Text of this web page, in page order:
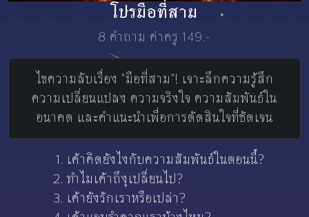
โปรมือที่สาม
8 คำถาม ค่าครู 149.-
ไขความลับเรื่อง "มือที่สาม"! เจาะลึกความรู้สึก
ความเปลี่ยนแปลง ความจริงใจ ความสัมพันธ์ใน
อนาคต และคำแนะนำเพื่อการตัดสินใจที่ชัดเจน
เค้าคิดยังไงกับความสัมพันธ์ในตอนนี้?
ทำไมเค้าถึงเปลี่ยนไป?
เค้ายังรักเราหรือเปล่า?